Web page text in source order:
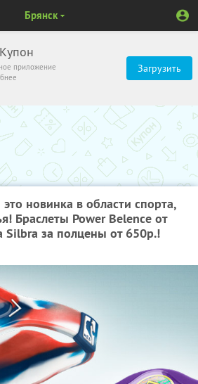
приложение
Загрузить
Брянск
это новинка в области спорта,
Браслеты Power Belence от
Silbra за полцены от 650р.!